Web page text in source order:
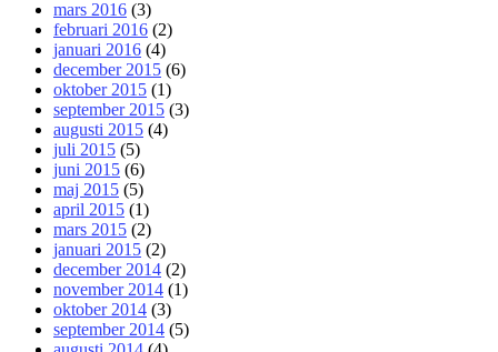
mars 2016 (3)
februari 2016 (2)
januari 2016 (4)
december 2015 (6)
oktober 2015 (1)
september 2015 (3)
augusti 2015 (4)
juli 2015 (5)
juni 2015 (6)
maj 2015 (5)
april 2015 (1)
mars 2015 (2)
januari 2015 (2)
december 2014 (2)
november 2014 (1)
oktober 2014 (3)
september 2014 (5)